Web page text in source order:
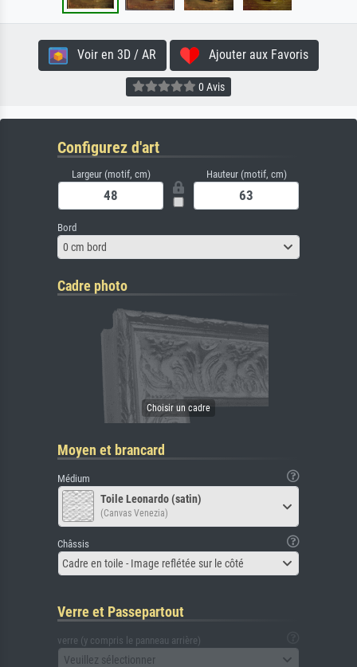
Voir en 3D / AR Ajouter aux Favoris
0 Avis
Configurez d'art
Largeur (motif, cm) Hauteur (motif, cm)
Bord
0 cm bord
Cadre photo
Moyen et brancard
Médium
Toile Leonardo (satin)
(Canvas Venezia)
Châssis
Cadre en toile - Image reflétée sur le côté
Verre et Passepartout
verre (y compris le panneau arrière)
Veuillez sélectionner